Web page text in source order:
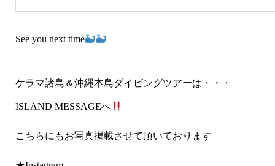
See you next time
ケラマ諸島＆沖縄本島ダイビングツアーは・・・
ISLAND MESSAGEへ
こちらにもお写真掲載させて頂いております